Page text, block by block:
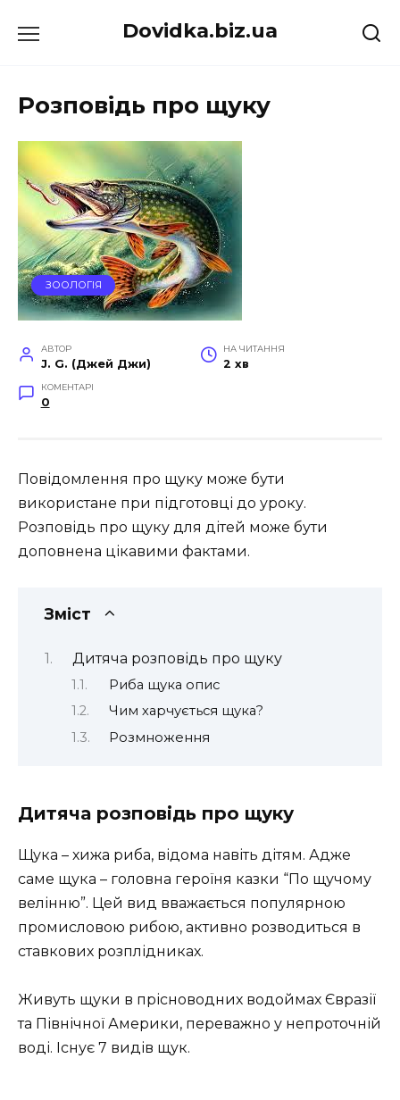
до
Dovidka.biz.ua
Розповідь про щуку
ЗООЛОГІЯ
АВТОР
J. G. (Джей Джи)
НА ЧИТАННЯ
2 хв
КОМЕНТАРІ
0
Повідомлення про щуку може бути
використане при підготовці до уроку.
Розповідь про щуку для дітей може бути
доповнена цікавими фактами.
Зміст
Дитяча розповідь про щуку
Риба щука опис
Чим харчується щука?
Розмноження
Дитяча розповідь про щуку
Щука – хижа риба, відома навіть дітям. Адже
саме щука – головна героїня казки “По щучому
велінню”. Цей вид вважається популярною
промисловою рибою, активно розводиться в
ставкових розплідниках.
Живуть щуки в прісноводних водоймах Євразії
та Північної Америки, переважно у непроточній
воді. Існує 7 видів щук.